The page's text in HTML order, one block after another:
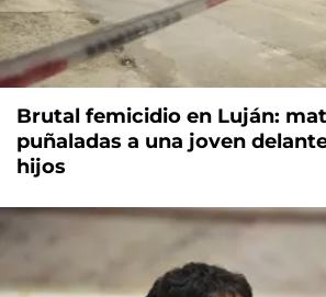
Brutal femicidio en Luján:
puñaladas a una joven
hijos